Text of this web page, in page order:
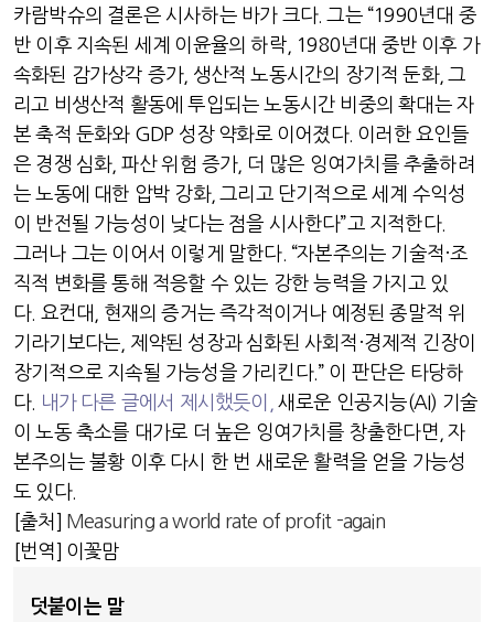
카람박슈의 결론은 시사하는 바가 크다.그는 “1990년대 중
반 이후 지속된 세계 이윤율의 하락, 1980년대 중반 이후 가
속화된 감가상각 증가, 생산적 노동시간의 장기적 둔화,그
리고 비생산적 활동에 투입되는 노동시간 비중의 확대는 자
본 축적 둔화와 GDP 성장 약화로 이어졌다. 이러한 요인들
은 경쟁 심화, 파산 위험 증가, 더 많은 잉여가치를 추출하려
는 노동에 대한 압박 강화,그리고 단기적으로 세계 수익성
이 반전될 가능성이 낮다는 점을 시사한다”고 지적한다.
그러나 그는 이어서 이렇게 말한다. “자본주의는 기술적·조
직적 변화를 통해 적응할 수 있는 강한 능력을 가지고 있
다. 요컨대
현재의 증거는 즉각적이거나 예정된 종말적 위
기라기보다는 제약된 성장과 심화된 사회적 ·경제적 긴장이
장기적으로 지속될 가능성을 가리킨다.” 이 판단은 타당하
다. 내가 다른 글에서 제시했듯이 새로운 인공지능(AI) 기술
이 노동 축소를 대가로 더 높은 잉여가치를 창출한다면 ,자
본주의는 불황 이후 다시 한 번 새로운 활력을 얻을 가능성
도 있다.
[출처 ] Measuring a world rate of profit -again
[번역] 이꽃맘
덧붙이는 말